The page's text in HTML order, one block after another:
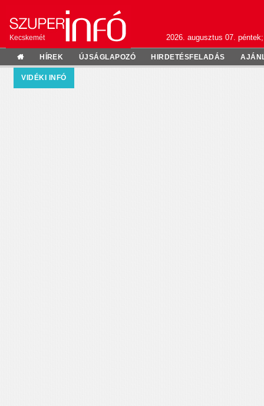
Kecskemét 2026. augusztus 07.
HÍREK ÚJSÁGLAPOZÓ HIRDETÉSFELADÁS
VIDÉKI INFÓ